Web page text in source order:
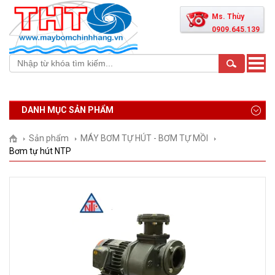
Ms. Thùy
0909.645.139
Toggle
DANH MỤC SẢN PHẨM
Sản phẩm
MÁY BƠM TỰ HÚT - BƠM TỰ MỒI
Bơm tự hút NTP